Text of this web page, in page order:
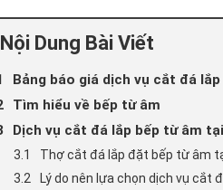
Nội Dung Bài Viết
Bảng báo giá dịch vụ cắt đá
Tìm hiểu về bếp từ âm
Dịch vụ cắt đá lắp bếp từ âm
Thợ cắt đá lắp đặt bếp từ âm
Lý do nên lựa chọn dịch vụ cắt